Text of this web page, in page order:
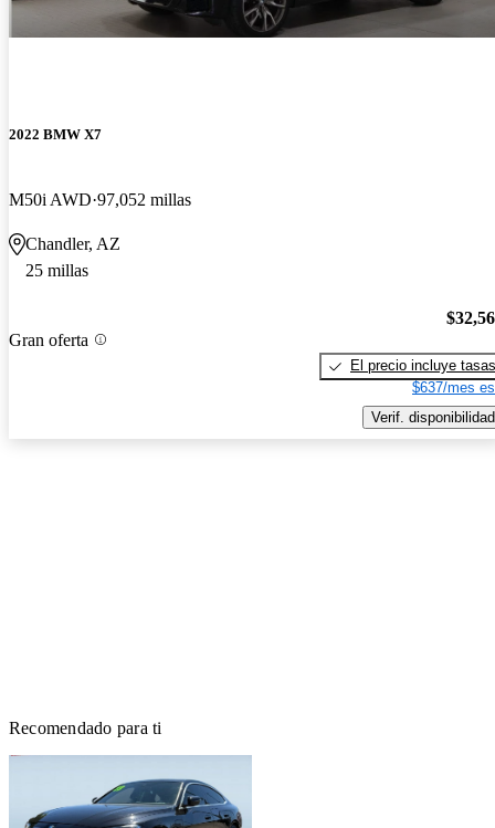
2022 BMW X7
M50i AWD 97,052 millas
Chandler, AZ
25 millas
Gran oferta
El precio incluye tasas
$637/mes
Verif. disponibilidad
Recomendado para ti